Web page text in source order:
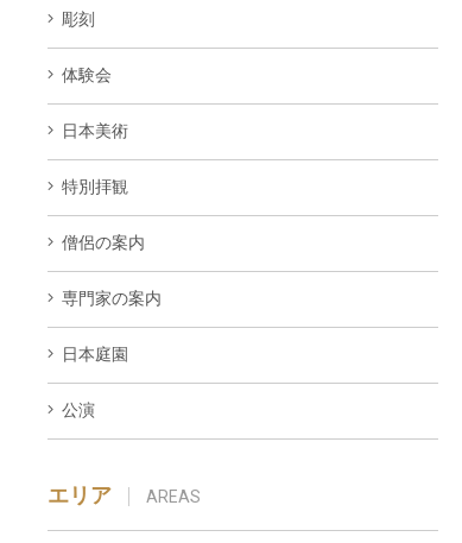
彫刻
体験会
日本美術
特別拝観
僧侶の案内
専門家の案内
日本庭園
公演
エリア AREAS